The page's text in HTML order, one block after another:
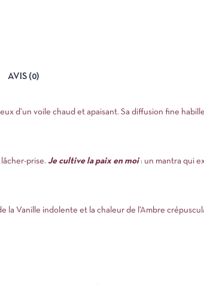
AVIS (0)
d’un voile chaud et apaisant. Sa diffusion fine habille
prise. Je cultive la paix en moi: un mantra qui
la Vanille indolente et la chaleur de l’Ambre